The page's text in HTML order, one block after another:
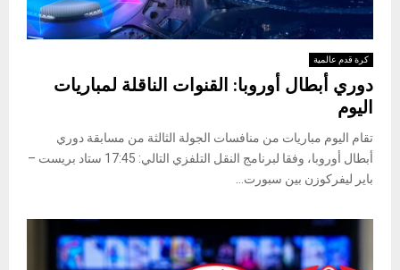
كرة قدم عالمية
دوري أبطال أوروبا: القنوات الناقلة لمباريات
اليوم
تقام اليوم مباريات من منافسات الجولة الثالثة من مسابقة دوري
أبطال أوروبا، وفقا لبرنامج النقل التلفزي التالي: 17:45 ستاد بريست –
باير ليفركوزن بين سبورت...